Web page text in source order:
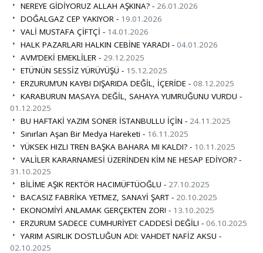
NEREYE GİDİYORUZ ALLAH AŞKINA? - 26.01.2026
DOĞALGAZ CEP YAKIYOR - 19.01.2026
VALİ MUSTAFA ÇİFTÇİ - 14.01.2026
HALK PAZARLARI HALKIN CEBİNE YARADI - 04.01.2026
AVM’DEKİ EMEKLİLER - 29.12.2025
ETÜ’NÜN SESSİZ YÜRÜYÜŞÜ - 15.12.2025
ERZURUM’UN KAYBI DIŞARIDA DEĞİL, İÇERİDE - 08.12.2025
KARABURUN MASAYA DEĞİL, SAHAYA YUMRUĞUNU VURDU -
01.12.2025
BU HAFTAKİ YAZIM SONER İSTANBULLU İÇİN - 24.11.2025
Sınırları Aşan Bir Medya Hareketi - 16.11.2025
YÜKSEK HIZLI TREN BAŞKA BAHARA MI KALDI? - 10.11.2025
VALİLER KARARNAMESİ ÜZERİNDEN KİM NE HESAP EDİYOR? -
31.10.2025
BİLİME AŞIK REKTÖR HACIMÜFTÜOĞLU - 27.10.2025
BACASIZ FABRİKA YETMEZ, SANAYİ ŞART - 20.10.2025
EKONOMİYİ ANLAMAK GERÇEKTEN ZOR! - 13.10.2025
ERZURUM SADECE CUMHURİYET CADDESİ DEĞİL! - 06.10.2025
YARIM ASIRLIK DOSTLUĞUN ADI: VAHDET NAFİZ AKSU -
02.10.2025